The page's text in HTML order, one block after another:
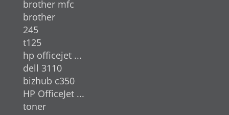
brother mfc
brother
245
t125
hp officejet ...
dell 3110
bizhub c350
HP OfficeJet ...
toner